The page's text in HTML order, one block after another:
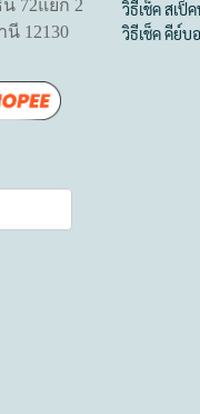
72แยก 2
12130
วิธีเช็ค สเป็
วิธีเช็ค คีย์บ